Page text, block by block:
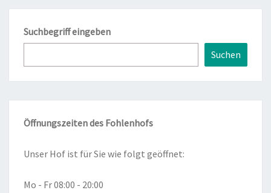
Suchbegriff eingeben
Suchen
Öffnungszeiten des Fohlenhofs
Unser Hof ist für Sie wie folgt geöffnet:
Mo - Fr 08:00 - 20:00